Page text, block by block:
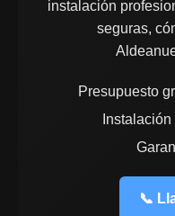
instalación
seguras,
Presupuesto
📞